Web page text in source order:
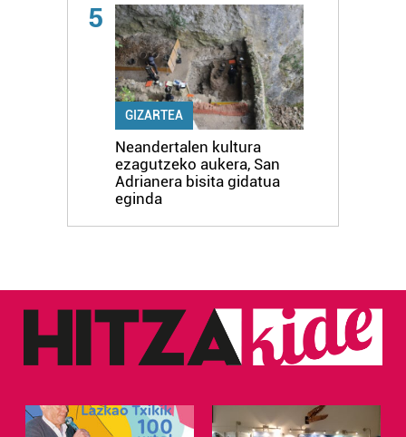
5
GIZARTEA
Neandertalen kultura
ezagutzeko aukera, San
Adrianera bisita gidatua
eginda